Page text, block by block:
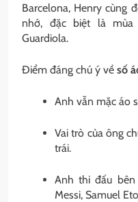
Barcelona, Henry cùng
nhớ, đặc biệt là
Guardiola.
Điểm đáng chú ý về số
Anh vẫn mặc áo
Vai trò của ông
trái.
Anh thi đấu bên
Messi, Samuel